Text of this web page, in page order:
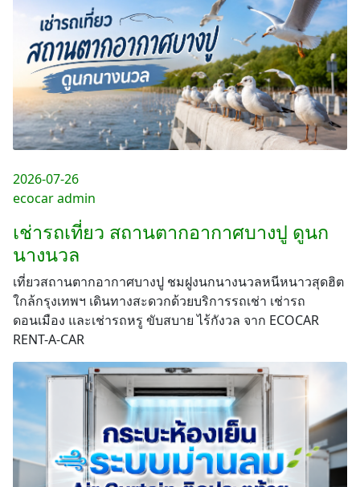
2026-07-26
ecocar admin
เช่ารถเที่ยว สถานตากอากาศบางปู ดูนก
นางนวล
เที่ยวสถานตากอากาศบางปู ชมฝูงนกนางนวลหนีหนาวสุดฮิต
ใกล้กรุงเทพฯ เดินทางสะดวกด้วยบริการรถเช่า เช่ารถ
ดอนเมือง และเช่ารถหรู ขับสบาย ไร้กังวล จาก ECOCAR
RENT-A-CAR